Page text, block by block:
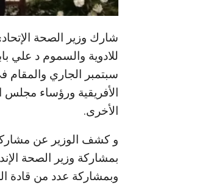
شارك وزير الصحة
الأفريقية ورؤساء مجلس
الأخرى.
و كشف الوزير عن
بمشاركة وزير الصحة
وبمشاركة عدد من قادة